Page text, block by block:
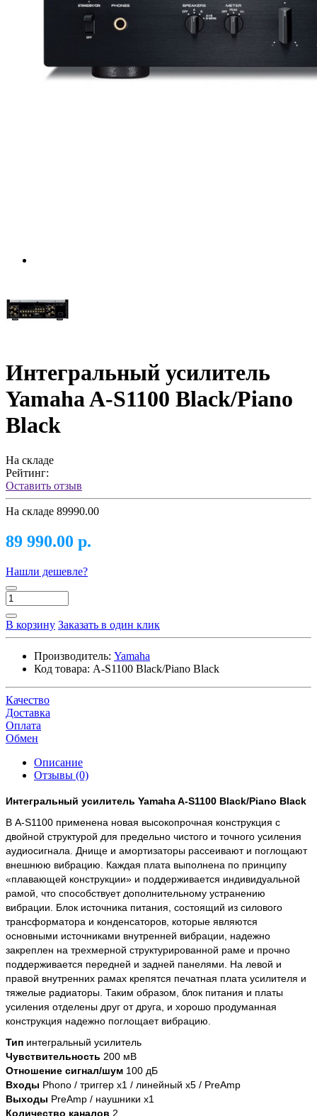
Интегральный усилитель
Yamaha A-S1100 Black/Piano
Black
На складе
Рейтинг:
Оставить отзыв
На складе 89990.00
89 990.00 р.
Нашли дешевле?
В корзину Заказать в один клик
Производитель: Yamaha
Код товара: A-S1100 Black/Piano Black
Качество
Доставка
Оплата
Обмен
Описание
Отзывы (0)
Интегральный усилитель Yamaha A-S1100 Black/Piano Black
В A-S1100 применена новая высокопрочная конструкция с
двойной структурой для предельно чистого и точного усиления
аудиосигнала. Днище и амортизаторы рассеивают и поглощают
внешнюю вибрацию. Каждая плата выполнена по принципу
«плавающей конструкции» и поддерживается индивидуальной
рамой, что способствует дополнительному устранению
вибрации. Блок источника питания, состоящий из силового
трансформатора и конденсаторов, которые являются
основными источниками внутренней вибрации, надежно
закреплен на трехмерной структурированной раме и прочно
поддерживается передней и задней панелями. На левой и
правой внутренних рамах крепятся печатная плата усилителя и
тяжелые радиаторы. Таким образом, блок питания и платы
усиления отделены друг от друга, и хорошо продуманная
конструкция надежно поглощает вибрацию.
Тип интегральный усилитель
Чувствительность 200 мВ
Отношение сигнал/шум 100 дБ
Входы Phono / триггер x1 / линейный x5 / PreAmp
Выходы PreAmp / наушники x1
Количество каналов 2